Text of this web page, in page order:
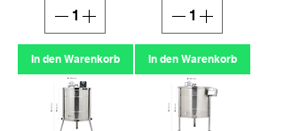
In den Warenkorb In den Warenkorb